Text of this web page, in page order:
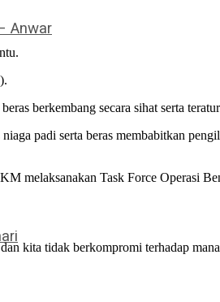
Anwar
berkembang secara sihat serta
padi serta beras membabitkan
melaksanakan Task Force Operasi
kita tidak berkompromi terhadap